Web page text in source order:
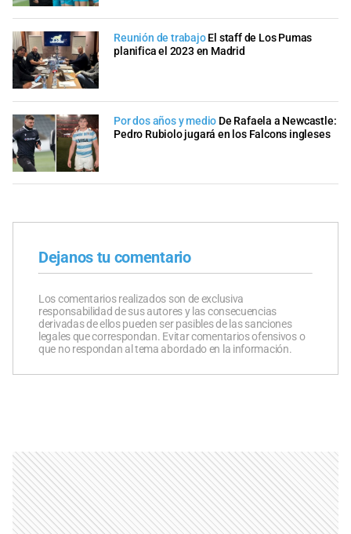
Reunión de trabajo El staff de Los Pumas
planifica el 2023 en Madrid
Por dos años y medio De Rafaela a Newcastle:
Pedro Rubiolo jugará en los Falcons ingleses
Dejanos tu comentario
Los comentarios realizados son de exclusiva
responsabilidad de sus autores y las consecuencias
derivadas de ellos pueden ser pasibles de las sanciones
legales que correspondan. Evitar comentarios ofensivos o
que no respondan al tema abordado en la información.